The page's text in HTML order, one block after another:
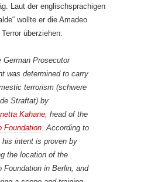
Laut der englischsprachigen
wollte er die Amadeo
überziehen:
German Prosecutor
was determined to carry
terrorism (schwere
Straftat) by
Kahane , head of the
Foundation . According to
his intent is proven by
the location of the
Foundation in Berlin, and